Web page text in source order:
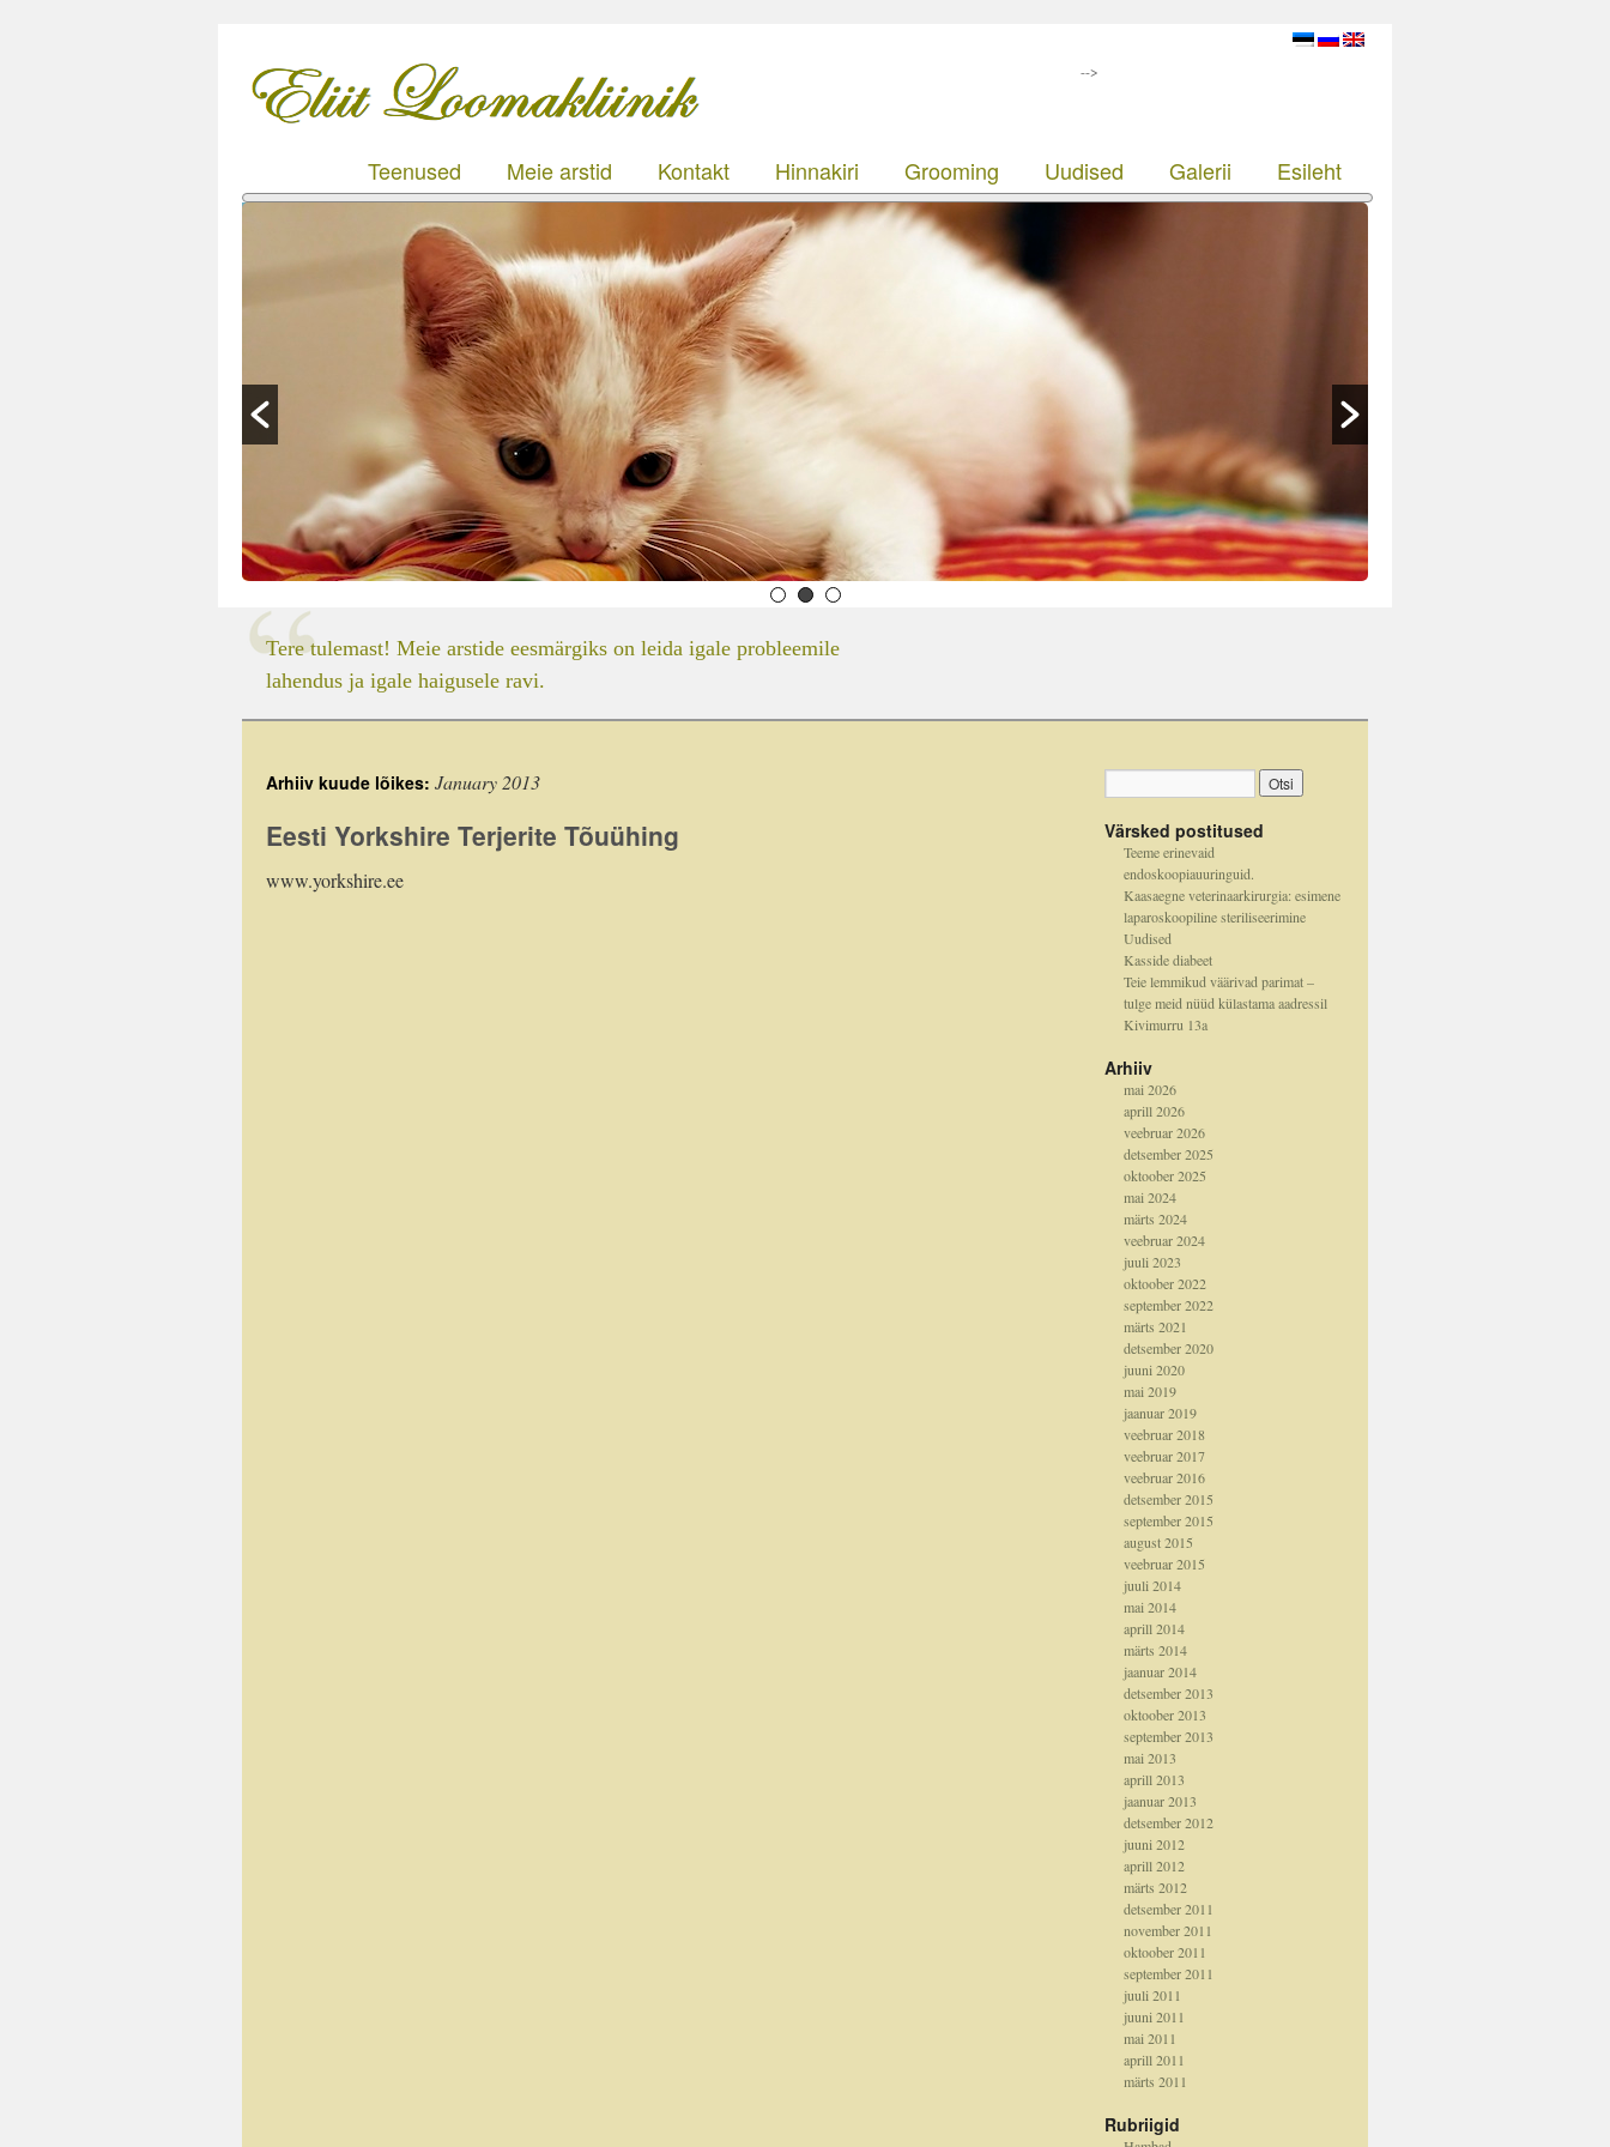
Esileht
Galerii
Uudised
Grooming
Hinnakiri
Kontakt
Meie arstid
Teenused
-->
Tere tulemast! Meie arstide eesmärgiks on leida igale probleemile
lahendus ja igale haigusele ravi.
Arhiiv kuude lõikes: January 2013
Eesti Yorkshire Terjerite Tõuühing
www.yorkshire.ee
Värsked postitused
Teeme erinevaid
endoskoopiauuringuid.
Kaasaegne veterinaarkirurgia: esimene
laparoskoopiline steriliseerimine
Uudised
Kasside diabeet
Teie lemmikud väärivad parimat –
tulge meid nüüd külastama aadressil
Kivimurru 13a
Arhiiv
mai 2026
aprill 2026
veebruar 2026
detsember 2025
oktoober 2025
mai 2024
märts 2024
veebruar 2024
juuli 2023
oktoober 2022
september 2022
märts 2021
detsember 2020
juuni 2020
mai 2019
jaanuar 2019
veebruar 2018
veebruar 2017
veebruar 2016
detsember 2015
september 2015
august 2015
veebruar 2015
juuli 2014
mai 2014
aprill 2014
märts 2014
jaanuar 2014
detsember 2013
oktoober 2013
september 2013
mai 2013
aprill 2013
jaanuar 2013
detsember 2012
juuni 2012
aprill 2012
märts 2012
detsember 2011
november 2011
oktoober 2011
september 2011
juuli 2011
juuni 2011
mai 2011
aprill 2011
märts 2011
Rubriigid